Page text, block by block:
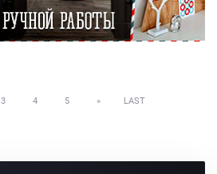
3 4 5 » LAST